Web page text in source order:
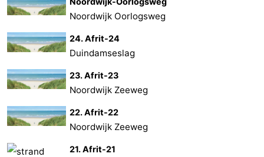
Noordwijk Oorlogsweg
24. Afrit-24
Duindamseslag
23. Afrit-23
Noordwijk Zeeweg
22. Afrit-22
Noordwijk Zeeweg
21. Afrit-21